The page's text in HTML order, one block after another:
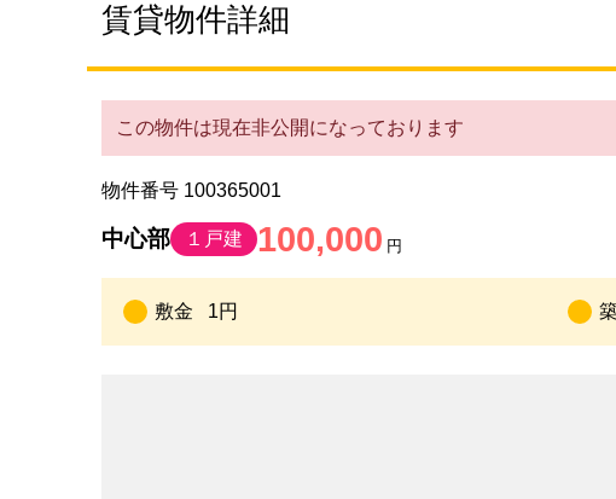
賃貸物件詳細
この物件は現在非公開になっております
物件番号 100365001
中心部 １戸建 100,000 円
敷金 1円